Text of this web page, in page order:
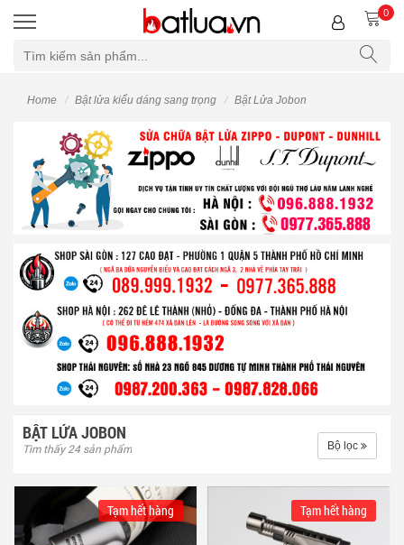
0
Home Bật lửa kiểu dáng sang trọng Bật Lửa Jobon
BẬT LỬA JOBON
Tìm thấy 24 sản phẩm Bộ lọc
Tạm hết hàng Tạm hết hàng